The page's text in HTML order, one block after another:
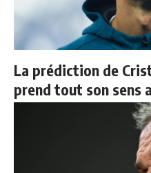
La prédiction de
prend tout son sens